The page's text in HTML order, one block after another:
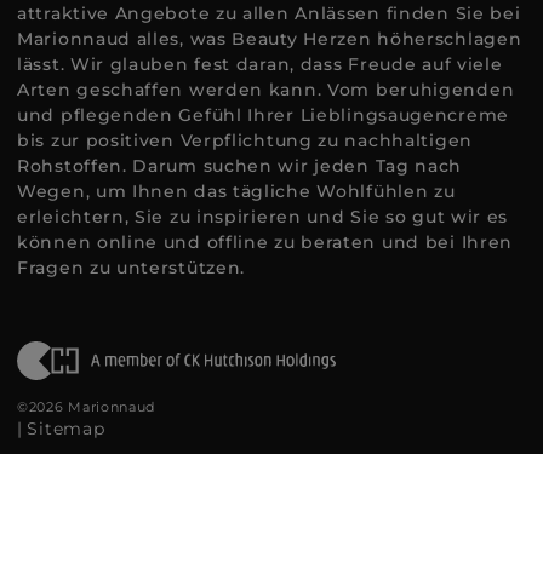
attraktive Angebote zu allen Anlässen finden Sie bei
Marionnaud alles, was Beauty Herzen höherschlagen
lässt. Wir glauben fest daran, dass Freude auf viele
Arten geschaffen werden kann. Vom beruhigenden
und pflegenden Gefühl Ihrer Lieblingsaugencreme
bis zur positiven Verpflichtung zu nachhaltigen
Rohstoffen. Darum suchen wir jeden Tag nach
Wegen, um Ihnen das tägliche Wohlfühlen zu
erleichtern, Sie zu inspirieren und Sie so gut wir es
können online und offline zu beraten und bei Ihren
Fragen zu unterstützen.
©2026 Marionnaud
| Sitemap